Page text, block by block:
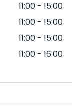
11:00 - 15:00
11:00 - 15:00
11:00 - 15:00
11:00 - 16:00